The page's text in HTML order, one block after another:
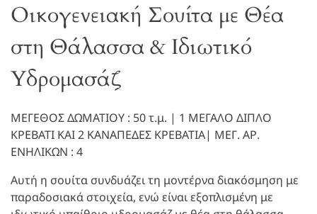
Οικογενειακή Σουίτα με Θέα
στη Θάλασσα & Ιδιωτικό
Υδρομασάζ
ΜΕΓΕΘΟΣ ΔΩΜΑΤΙΟΥ : 50 τ.μ. | 1 ΜΕΓΑΛΟ ΔΙΠΛΟ
ΚΡΕΒΑΤΙ ΚΑΙ 2 ΚΑΝΑΠΕΔΕΣ ΚΡΕΒΑΤΙΑ| ΜΕΓ. ΑΡ.
ΕΝΗΛΙΚΩΝ : 4
Αυτή η σουίτα συνδυάζει τη μοντέρνα διακόσμηση με
παραδοσιακά στοιχεία, ενώ είναι εξοπλισμένη με